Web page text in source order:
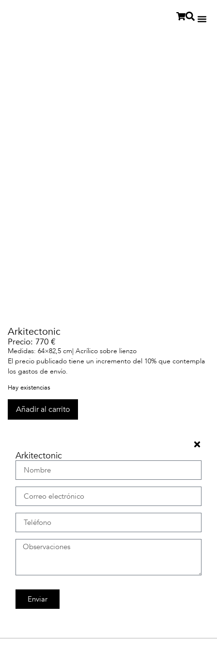
Arkitectonic
Precio: 770 €
Medidas: 64×82,5 cm| Acrílico sobre lienzo
El precio publicado tiene un incremento del 10% que contempla
los gastos de envío.
Hay existencias
Añadir al carrito
Arkitectonic
Enviar